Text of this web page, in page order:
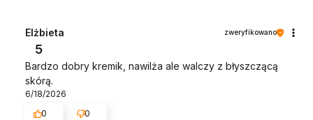
Elżbieta zweryfikowano
5
Bardzo dobry kremik, nawilża ale walczy z błyszczącą
skórą.
6/18/2026
0
0